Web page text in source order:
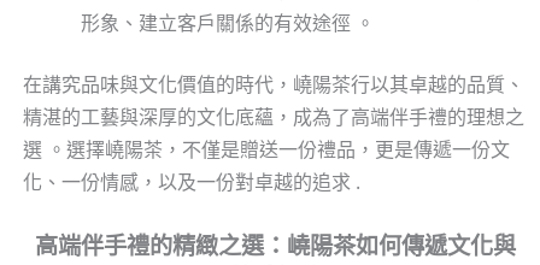
形象、建立客戶關係的有效途徑 。
在講究品味與文化價值的時代，嶢陽茶行以其卓越的品質、
精湛的工藝與深厚的文化底蘊，成為了高端伴手禮的理想之
選 。選擇嶢陽茶，不僅是贈送一份禮品，更是傳遞一份文
化、一份情感，以及一份對卓越的追求 .
高端伴手禮的精緻之選：嶢陽茶如何傳遞文化與